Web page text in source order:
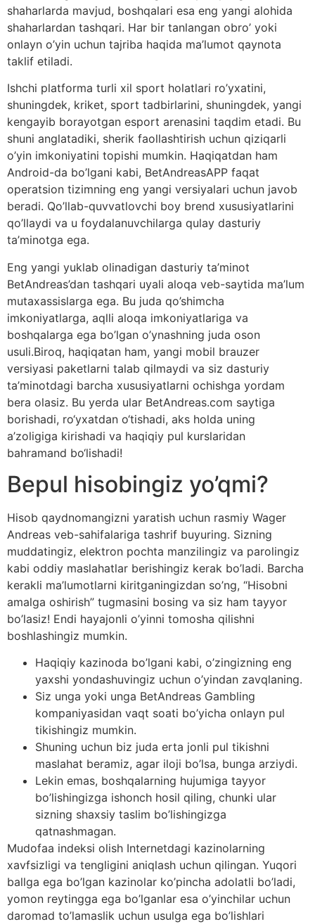
shaharlarda mavjud, boshqalari esa eng yangi alohida
shaharlardan tashqari. Har bir tanlangan obro’ yoki
onlayn o’yin uchun tajriba haqida ma’lumot qaynota
taklif etiladi.
Ishchi platforma turli xil sport holatlari ro’yxatini,
shuningdek, kriket, sport tadbirlarini, shuningdek, yangi
kengayib borayotgan esport arenasini taqdim etadi. Bu
shuni anglatadiki, sherik faollashtirish uchun qiziqarli
o’yin imkoniyatini topishi mumkin. Haqiqatdan ham
Android-da bo’lgani kabi, BetAndreasAPP faqat
operatsion tizimning eng yangi versiyalari uchun javob
beradi. Qo’llab-quvvatlovchi boy brend xususiyatlarini
qo’llaydi va u foydalanuvchilarga qulay dasturiy
ta’minotga ega.
Eng yangi yuklab olinadigan dasturiy ta’minot
BetAndreas’dan tashqari uyali aloqa veb-saytida ma’lum
mutaxassislarga ega. Bu juda qo’shimcha
imkoniyatlarga, aqlli aloqa imkoniyatlariga va
boshqalarga ega bo’lgan o’ynashning juda oson
usuli.Biroq, haqiqatan ham, yangi mobil brauzer
versiyasi paketlarni talab qilmaydi va siz dasturiy
ta’minotdagi barcha xususiyatlarni ochishga yordam
bera olasiz. Bu yerda ular BetAndreas.com saytiga
borishadi, ro‘yxatdan o‘tishadi, aks holda uning
a’zoligiga kirishadi va haqiqiy pul kurslaridan
bahramand bo‘lishadi!
Bepul hisobingiz yo’qmi?
Hisob qaydnomangizni yaratish uchun rasmiy Wager
Andreas veb-sahifalariga tashrif buyuring. Sizning
muddatingiz, elektron pochta manzilingiz va parolingiz
kabi oddiy maslahatlar berishingiz kerak bo’ladi. Barcha
kerakli ma’lumotlarni kiritganingizdan so’ng, “Hisobni
amalga oshirish” tugmasini bosing va siz ham tayyor
bo’lasiz! Endi hayajonli o’yinni tomosha qilishni
boshlashingiz mumkin.
Haqiqiy kazinoda bo’lgani kabi, o’zingizning eng
yaxshi yondashuvingiz uchun o’yindan zavqlaning.
Siz unga yoki unga BetAndreas Gambling
kompaniyasidan vaqt soati bo’yicha onlayn pul
tikishingiz mumkin.
Shuning uchun biz juda erta jonli pul tikishni
maslahat beramiz, agar iloji bo’lsa, bunga arziydi.
Lekin emas, boshqalarning hujumiga tayyor
bo’lishingizga ishonch hosil qiling, chunki ular
sizning shaxsiy taslim bo’lishingizga
qatnashmagan.
Mudofaa indeksi olish Internetdagi kazinolarning
xavfsizligi va tengligini aniqlash uchun qilingan. Yuqori
ballga ega bo’lgan kazinolar ko’pincha adolatli bo’ladi,
yomon reytingga ega bo’lganlar esa o’yinchilar uchun
daromad to’lamaslik uchun usulga ega bo’lishlari